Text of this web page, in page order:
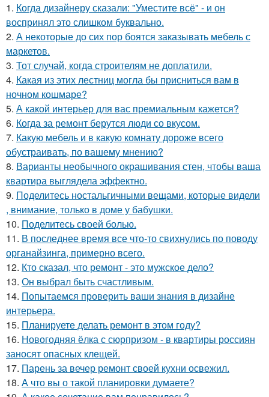
1. Когда дизайнеру сказали: "Уместите всё" - и он
воспринял это слишком буквально.
2. А некоторые до сих пор боятся заказывать мебель с
маркетов.
3. Тот случай, когда строителям не доплатили.
4. Какая из этих лестниц могла бы присниться вам в
ночном кошмаре?
5. А какой интерьер для вас премиальным кажется?
6. Когда за ремонт берутся люди со вкусом.
7. Какую мебель и в какую комнату дороже всего
обустраивать, по вашему мнению?
8. Варианты необычного окрашивания стен, чтобы ваша
квартира выглядела эффектно.
9. Поделитесь ностальгичными вещами, которые видели
, внимание, только в доме у бабушки.
10. Поделитесь своей болью.
11. В последнее время все что-то свихнулись по поводу
органайзинга, примерно всего.
12. Кто сказал, что ремонт - это мужское дело?
13. Он выбрал быть счастливым.
14. Попытаемся проверить ваши знания в дизайне
интерьера.
15. Планируете делать ремонт в этом году?
16. Новогодняя ёлка с сюрпризом - в квартиры россиян
заносят опасных клещей.
17. Парень за вечер ремонт своей кухни освежил.
18. А что вы о такой планировки думаете?